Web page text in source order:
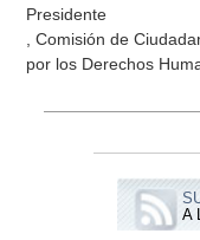
Presidente
, Comisión de
por los Derechos
A